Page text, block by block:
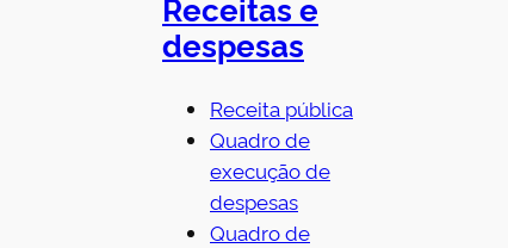
despesas
Receita pública
Quadro de
execução de
despesas
Quadro de